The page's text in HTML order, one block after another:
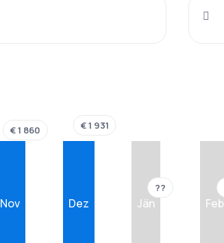
Nov
€ 1 860
Dez
€ 1 931
Jän
??
Feb